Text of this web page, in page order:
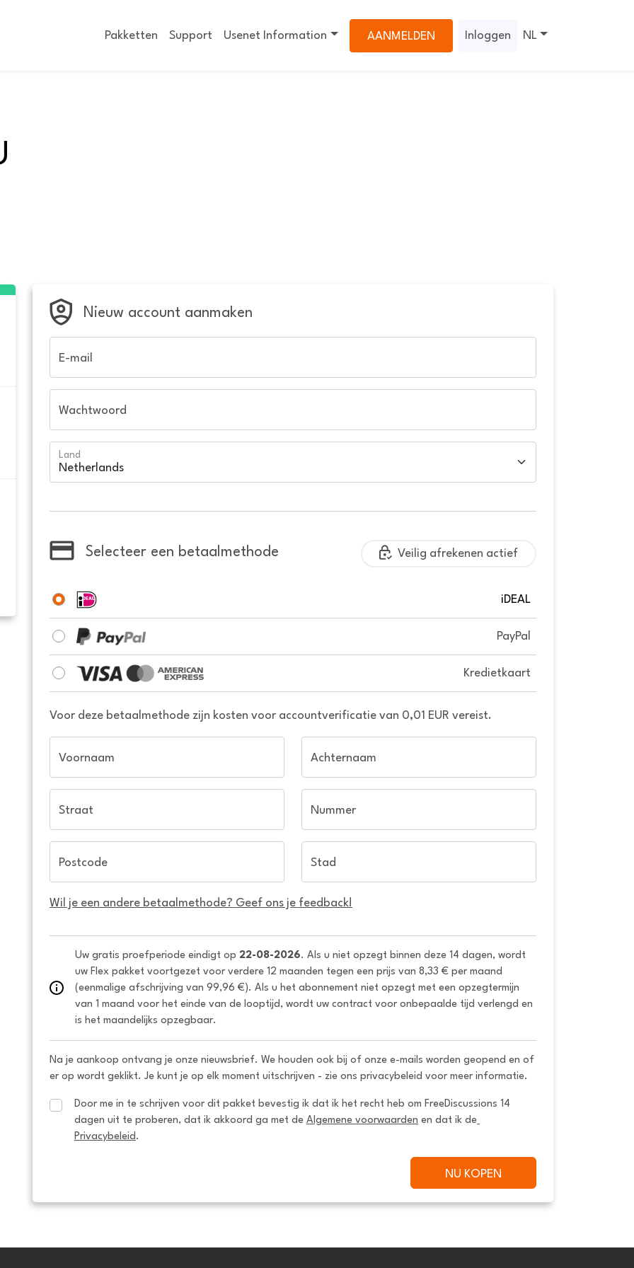
Pakketten Support Usenet Information AANMELDEN Inloggen NL
Nieuw account aanmaken
E-mail
Wachtwoord
Land
Selecteer een betaalmethode Veilig afrekenen actief
iDEAL
PayPal
Kredietkaart
Voor deze betaalmethode zijn kosten voor accountverificatie van 0,01 EUR vereist.
Voornaam Achternaam
Straat Nummer
Postcode Stad
Wil je een andere betaalmethode? Geef ons je feedback!
Uw gratis proefperiode eindigt op 22-08-2026. Als u niet opzegt binnen deze 14 dagen, wordt
uw Flex pakket voortgezet voor verdere 12 maanden tegen een prijs van 8,33 € per maand
(eenmalige afschrijving van 99,96 €). Als u het abonnement niet opzegt met een opzegtermijn
van 1 maand voor het einde van de looptijd, wordt uw contract voor onbepaalde tijd verlengd en
is het maandelijks opzegbaar.
Na je aankoop ontvang je onze nieuwsbrief. We houden ook bij of onze e-mails worden geopend en of
er op wordt geklikt. Je kunt je op elk moment uitschrijven - zie ons privacybeleid voor meer informatie.
Door me in te schrijven voor dit pakket bevestig ik dat ik het recht heb om FreeDiscussions 14
dagen uit te proberen, dat ik akkoord ga met de Algemene voorwaarden en dat ik de
Privacybeleid .
NU KOPEN